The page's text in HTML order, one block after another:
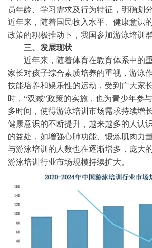
员年龄、学习需求及行为特征，明确划
近年来，随着国民收入水平、健康意识
政策的积极推动下，我国参加游泳培训
三、 发展现状
近年来，随着体育在教育体系中的
家长对孩子综合素质培养的重视，游泳
技能培养和娱乐性的运动，受到广大家
时， “双减”政策的实施，也为青少年参
多时间，使得游泳培训市场需求持续增
健康意识的不断提升，越来越多的人认
的益处，如增强心肺功能、锻炼肌肉力
与游泳培训的人数也在逐渐增多，庞大
游泳培训行业市场规模持续扩大。